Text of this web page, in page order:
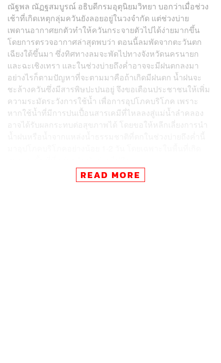
ณัฐพล ณัฏฐสมบูรณ์ อธิบดีกรมอุตุนิยมวิทยา บอกว่าเมื่อช่วง
เช้าที่เกิดเหตุกลุ่มควันยังลอยอยู่ในวงจำกัด แต่ช่วงบ่าย
เพดานอากาศยกตัวทำให้ควันกระจายตัวไปได้ง่ายมากขึ้น
โดยการตรวจอากาศล่าสุดพบว่า ตอนนี้ลมพัดจากตะวันตก
เฉียงใต้ขึ้นมา ซึ่งทิศทางลมจะพัดไปทางจังหวัดนครนายก
และฉะเชิงเทรา และในช่วงบ่ายถึงค่ำอาจจะมีฝนตกลงมา
อย่างไรก็ตามปัญหาที่จะตามมาคือถ้าเกิดมีฝนตก น้ำฝนจะ
ชะล้างควันซึ่งมีสารพิษปะปนอยู่ จึงขอเตือนประชาชนให้เพิ่ม
ความระมัดระวังการใช้น้ำ เพื่อการอุปโภคบริโภค เพราะ
หากใช้น้ำที่มีการปนเปื้อนสารเคมีที่ไหลลงสู่แม่น้ำลำคลอง
อาจได้รับผลกระทบต่อสุขภาพได้ โดยขอให้หลีกเลี่ยงการนำ
พิสูจน์อักษร: ชนเนตร ลอยครุฑ
READ MORE